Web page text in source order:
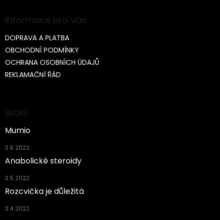
Informace pro vás
DOPRAVA A PLATBA
OBCHODNÍ PODMÍNKY
OCHRANA OSOBNÍCH ÚDAJŮ
REKLAMAČNÍ ŘÁD
BLOG
Mumio
3.6.2022
Anabolické steroidy
3.5.2022
Rozcvička je důležitá
3.4.2022